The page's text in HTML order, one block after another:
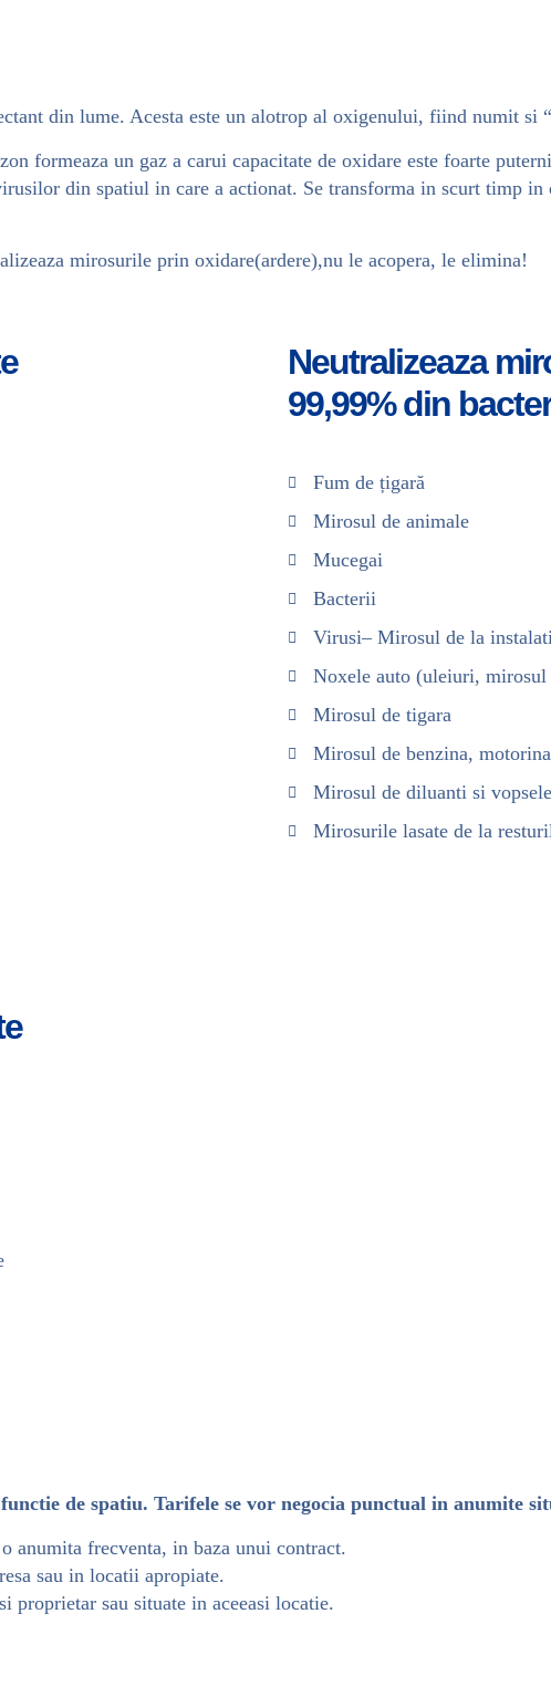
din lume. Acesta este un alotrop al oxigenului, fiind numit si
formeaza un gaz a carui capacitate de oxidare este foarte
din spatiul in care a actionat. Se transforma in scurt timp
mirosurile prin oxidare(ardere),nu le acopera, le elimina!
Neutralizeaza
99,99% din
Fum de țigară
Mirosul de animale
Mucegai
Bacterii
Virusi– Mirosul de la
Noxele auto (uleiuri, mirosul
Mirosul de tigara
Mirosul de benzina, motorina
Mirosul de diluanti si vopsele
Mirosurile lasate de la
de spatiu. Tarifele se vor negocia punctual in anumite
anumita frecventa, in baza unui contract.
sau in locatii apropiate.
proprietar sau situate in aceeasi locatie.